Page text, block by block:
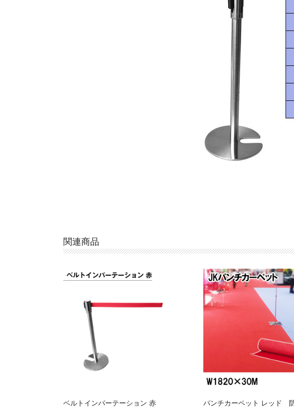
関連商品
ベルトインパーテーション 赤
パンチカーペット レッド